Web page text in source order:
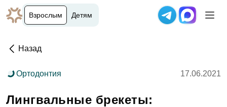
Взрослым Детям
Назад
Ортодонтия 17.06.2021
Лингвальные брекеты: